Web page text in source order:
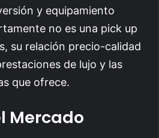
y equipamiento
no es una pick up
su relación precio-calidad
de lujo y las
que ofrece.
Mercado